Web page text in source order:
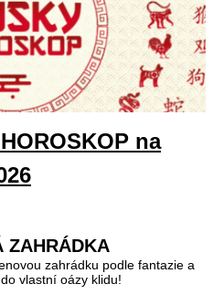
na
ZAHRÁDKA
zahrádku podle fantazie a
vlastní oázy klidu!